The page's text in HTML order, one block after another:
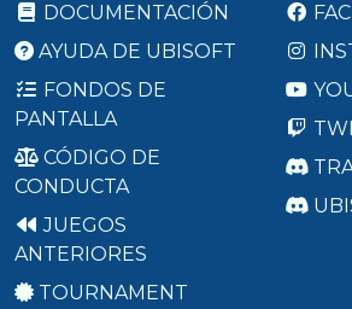
DOCUMENTACIÓN
AYUDA DE UBISOFT
FONDOS DE
PANTALLA
CÓDIGO DE
CONDUCTA
JUEGOS
ANTERIORES
TOURNAMENT